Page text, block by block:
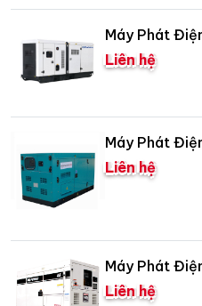
Máy Phát
Liên hệ
Máy Phát
Liên hệ
Máy Phát
Liên hệ